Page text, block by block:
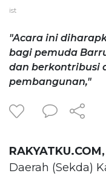
ist
"Acara ini
bagi pemuda
dan berkontribusi
pembangunan,"
Daerah (Sekda)